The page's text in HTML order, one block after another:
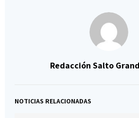
Redacción Salto
NOTICIAS RELACIONADAS